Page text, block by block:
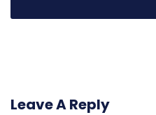
Leave A Reply